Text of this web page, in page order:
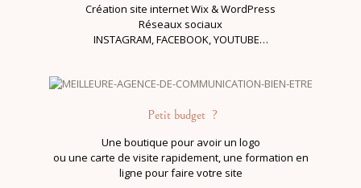
Création site internet Wix & WordPress
Réseaux sociaux
INSTAGRAM, FACEBOOK, YOUTUBE…
Petit budget ?
Une boutique pour avoir un logo
ou une carte de visite rapidement, une formation en
ligne pour faire votre site